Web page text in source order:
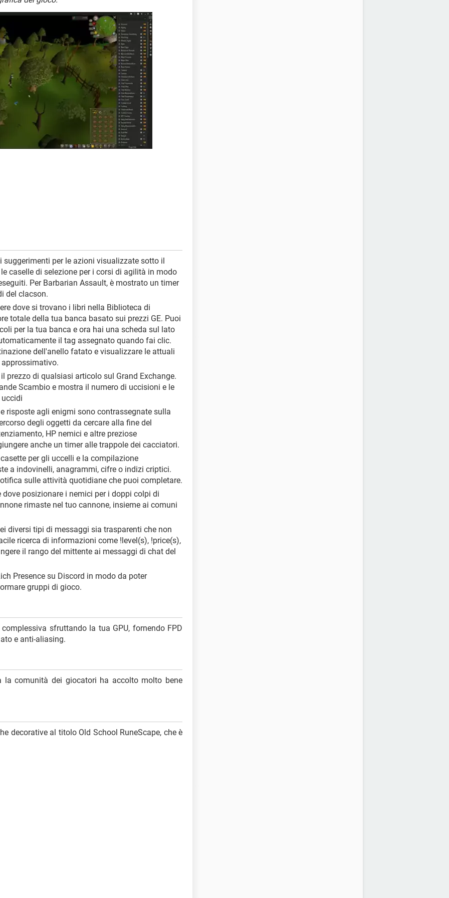
suggerimenti per le azioni visualizzate sotto il
caselle di selezione per i corsi di agilità in modo
Per Barbarian Assault, è mostrato un timer
del clacson.
dove si trovano i libri nella Biblioteca di
totale della tua banca basato sui prezzi GE. Puoi
per la tua banca e ora hai una scheda sul lato
il tag assegnato quando fai clic.
dell'anello fatato e visualizzare le attuali
prezzo di qualsiasi articolo sul Grand Exchange.
Scambio e mostra il numero di uccisioni e le
risposte agli enigmi sono contrassegnate sulla
degli oggetti da cercare alla fine del
HP nemici e altre preziose
anche un timer alle trappole dei cacciatori.
per gli uccelli e la compilazione
a indovinelli, anagrammi, cifre o indizi criptici.
sulle attività quotidiane che puoi completare.
posizionare i nemici per i doppi colpi di
rimaste nel tuo cannone, insieme ai comuni
diversi tipi di messaggi sia trasparenti che non
ricerca di informazioni come !level(s), !price(s),
il rango del mittente ai messaggi di chat del
Presence su Discord in modo da poter
gruppi di gioco.
sfruttando la tua GPU, fornendo FPD
e anti-aliasing.
la comunità dei giocatori ha accolto molto bene
decorative al titolo Old School RuneScape, che è